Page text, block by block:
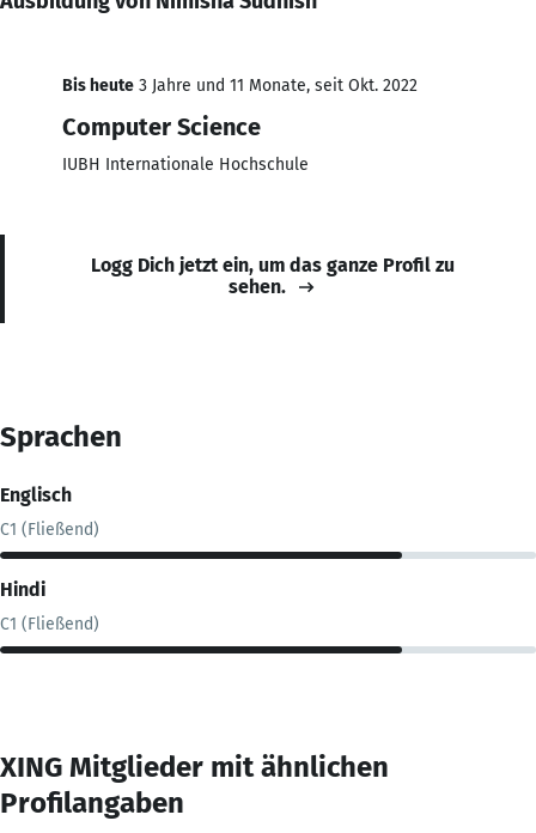
Bis heute 3 Jahre und 11 Monate, seit Okt. 2022
Computer Science
IUBH Internationale Hochschule
Logg Dich jetzt ein, um das ganze Profil zu
sehen.
Sprachen
Englisch
C1 (Fließend)
Hindi
C1 (Fließend)
XING Mitglieder mit ähnlichen
Profilangaben